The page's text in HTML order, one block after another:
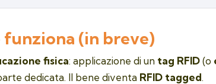
funziona (in breve)
fisica: applicazione di un tag RFID(o
dedicata. Il bene diventa RFID tagged.